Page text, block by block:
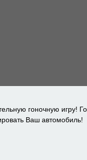
гоночную игру!
Ваш автомобиль!